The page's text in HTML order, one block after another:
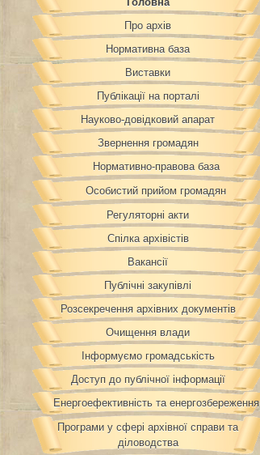
Про архів
Нормативна база
Виставки
Публікації на порталі
Науково-довідковий апарат
Звернення громадян
Нормативно-правова база
Особистий прийом громадян
Регуляторні акти
Спілка архівістів
Вакансії
Публічні закупівлі
Розсекречення архівних документів
Очищення влади
Інформуємо громадськість
Доступ до публічної інформації
Енергоефективність та енергозбереження
Програми у сфері архівної справи та
діловодства